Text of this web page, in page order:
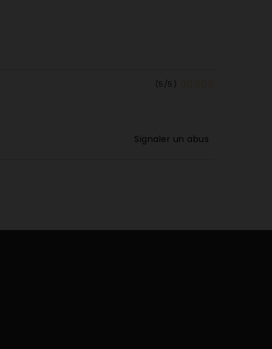
(5/5 )
Signaler un abus